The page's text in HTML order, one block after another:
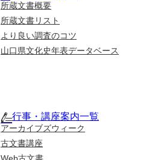
所蔵文書概要
所蔵文書リスト
より良い調査のコツ
山口県文化史年表データベース
行事・講座案内一覧
アーカイブズウィーク
古文書講座